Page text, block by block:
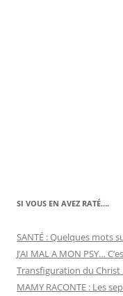
SI VOUS EN AVEZ RATÉ….
SANTÉ : Quelques mots
J’AI MAL A MON PSY…
Transfiguration du
MAMY RACONTE : Les